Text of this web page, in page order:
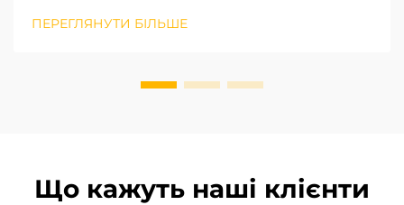
Залишкові логістичні процеси на фабриках є
ПЕРЕГЛЯНУТИ БІЛЬШЕ
Що кажуть наші клієнти